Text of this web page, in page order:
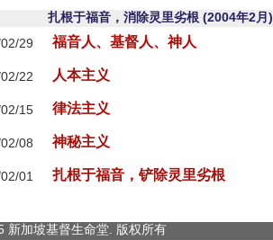
扎根于福音，消除灵里劣根 (2004年2月)
29
福音人、基督人、神人
22
人本主义
15
律法主义
08
神秘主义
01
扎根于福音，铲除灵里劣根
新加坡基督生命堂. 版权所有